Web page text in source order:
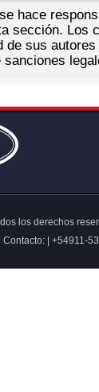
hace
sección. Los
de sus
los derechos
| +54911-